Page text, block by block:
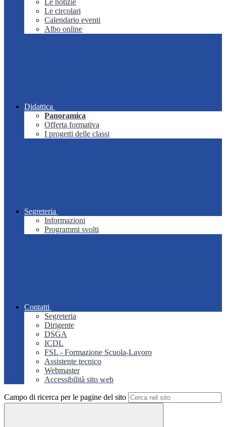
Le notizie
Le circolari
Calendario eventi
Albo online
Didattica
Panoramica
Offerta formativa
I progetti delle classi
Segreteria
Informazioni
Programmi svolti
Contatti
Segreteria
Dirigente
DSGA
ICDL
FSL - Formazione Scuola-Lavoro
Assistente tecnico
Webmaster
Accessibilità sito web
Campo di ricerca per le pagine del sito